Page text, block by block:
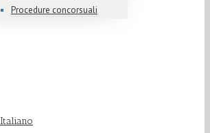
Procedure concorsuali
Italiano